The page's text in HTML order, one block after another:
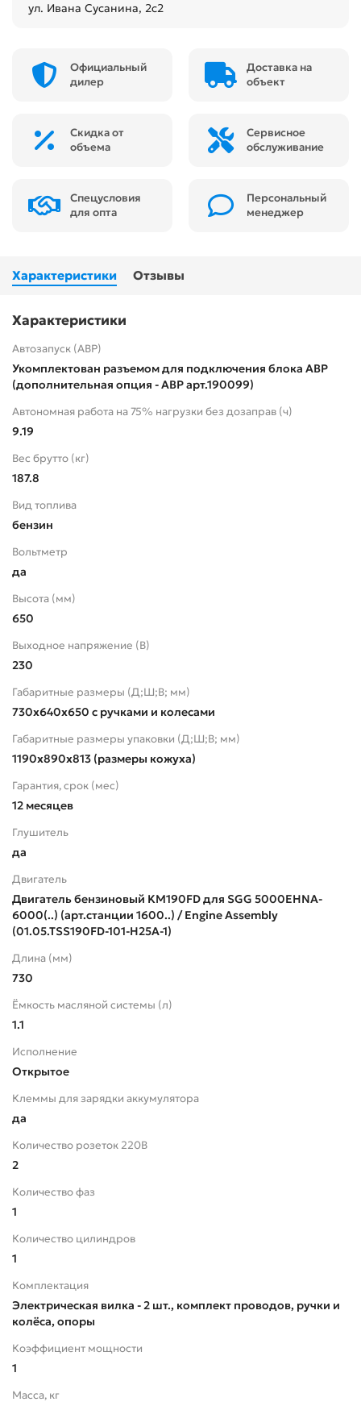
ул. Ивана Сусанина, 2с2
Официальный
дилер
Доставка на
объект
Скидка от
объема
Сервисное
обслуживание
Спецусловия
для опта
Персональный
менеджер
Характеристики Отзывы
Характеристики
Автозапуск (АВР)
Укомплектован разъемом для подключения блока АВР
(дополнительная опция - АВР арт.190099)
Автономная работа на 75% нагрузки без дозаправ (ч)
9.19
Вес брутто (кг)
187.8
Вид топлива
бензин
Вольтметр
да
Высота (мм)
650
Выходное напряжение (В)
230
Габаритные размеры (Д;Ш;В; мм)
730х640х650 с ручками и колесами
Габаритные размеры упаковки (Д;Ш;В; мм)
1190х890х813 (размеры кожуха)
Гарантия, срок (мес)
12 месяцев
Глушитель
да
Двигатель
Двигатель бензиновый KM190FD для SGG 5000EHNA-
6000(..) (арт.станции 1600..) / Engine Assembly
(01.05.TSS190FD-101-H25A-1)
Длина (мм)
730
Ёмкость масляной системы (л)
1.1
Исполнение
Открытое
Клеммы для зарядки аккумулятора
да
Количество розеток 220В
2
Количество фаз
1
Количество цилиндров
1
Комплектация
Электрическая вилка - 2 шт., комплект проводов, ручки и
колёса, опоры
Коэффициент мощности
1
Масса, кг